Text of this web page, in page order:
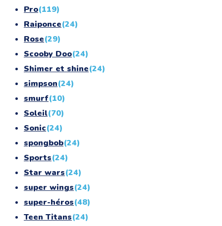
Pro(119)
Raiponce(24)
Rose(29)
Scooby Doo(24)
Shimer et shine(24)
simpson(24)
smurf(10)
Soleil(70)
Sonic(24)
spongbob(24)
Sports(24)
Star wars(24)
super wings(24)
super-héros(48)
Teen Titans(24)